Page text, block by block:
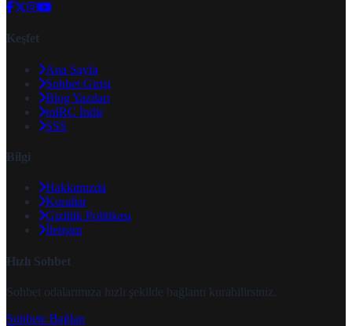
Keşfet
Ana Sayfa
Sohbet Girişi
Blog Yazıları
mIRC İndir
SSS
Bilgi
Hakkımızda
Kurallar
Gizlilik Politikası
İletişim
Hızlı Sohbet
Sohbet odalarımıza hızlı şekilde bağlantı kurabilirsiniz.
Sohbete Bağlan